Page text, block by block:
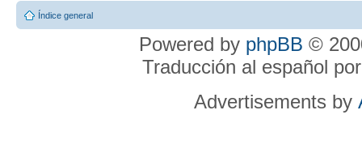
Índice general
Powered by phpBB ©
Traducción al español
Advertisements by